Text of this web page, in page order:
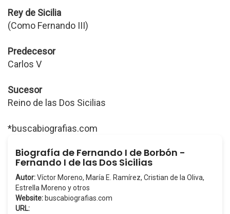
Rey de Sicilia
(Como Fernando III)
Predecesor
Carlos V
Sucesor
Reino de las Dos Sicilias
*buscabiografias.com
Biografía de Fernando I de Borbón -
Fernando I de las Dos Sicilias
Autor:Víctor Moreno, María E. Ramírez, Cristian de la Oliva,
Estrella Moreno y otros
Website: buscabiografias.com
URL: